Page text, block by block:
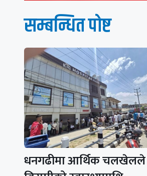
सम्बन्धित पाेष्ट
धनगढीमा आर्थिक चलखेलले